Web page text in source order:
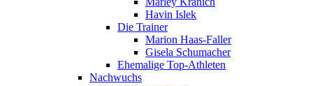
Havin Islek
Die Trainer
Marion Haas-Faller
Gisela Schumacher
Ehemalige Top-Athleten
Nachwuchs